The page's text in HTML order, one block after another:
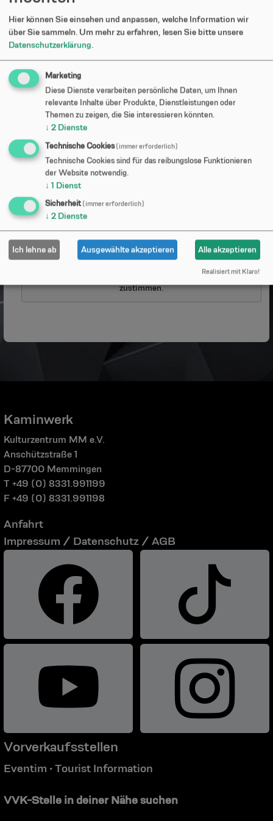
Videos »
Möchten Sie von
Um diesem Dienst dauerhaft zustimmen zu können,
müssen SieYoutube Video
in den
zustimmen.
Kaminwerk
Kulturzentrum MM e.V.
Anschützstraße 1
D-87700 Memmingen
T +49 (0) 8331.991199
F +49 (0) 8331.991198
Anfahrt
Impressum / Datenschutz / AGB
Vorverkaufsstellen
Eventim • Tourist Information
VVK-Stelle in deiner Nähe suchen
Hier können Sie einsehen und anpassen, welche Information wir
über Sie sammeln. Um mehr zu erfahren, lesen Sie bitte unsere
Datenschutzerklärung.
Marketing
Diese Dienste verarbeiten persönliche Daten, um Ihnen
relevante Inhalte über Produkte, Dienstleistungen oder
Themen zu zeigen, die Sie interessieren könnten.
↓ 2 Dienste
Technische Cookies (immer erforderlich)
Technische Cookies sind für das reibungslose Funktionieren
der Website notwendig.
↓ 1 Dienst
Sicherheit (immer erforderlich)
↓ 2 Dienste
Ich lehne ab Ausgewählte akzeptieren Alle akzeptieren
Realisiert mit Klaro!